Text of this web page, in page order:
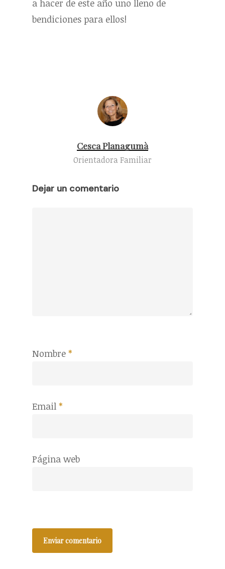
a hacer de este año uno lleno de
bendiciones para ellos!
Cesca Planagumà
Orientadora Familiar
Dejar un comentario
Nombre *
Email *
Página web